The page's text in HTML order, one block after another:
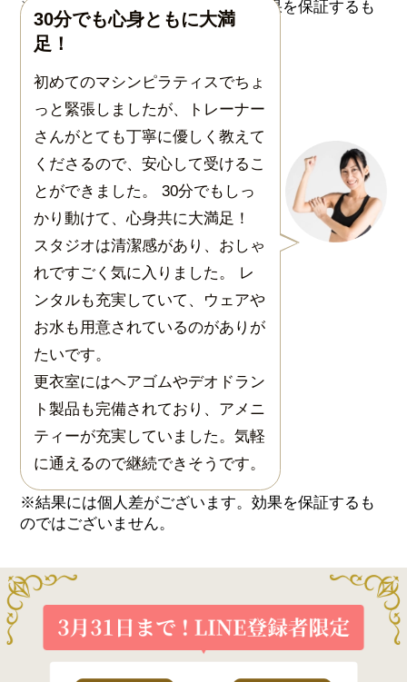
30分でも心身ともに大満
足！
初めてのマシンピラティスでちょ
っと緊張しましたが、トレーナー
さんがとても丁寧に優しく教えて
くださるので、安心して受けるこ
とができました。 30分でもしっ
かり動けて、心身共に大満足！
スタジオは清潔感があり、おしゃ
れですごく気に入りました。 レ
ンタルも充実していて、ウェアや
お水も用意されているのがありが
たいです。
更衣室にはヘアゴムやデオドラン
ト製品も完備されており、アメニ
ティーが充実していました。気軽
に通えるので継続できそうです。